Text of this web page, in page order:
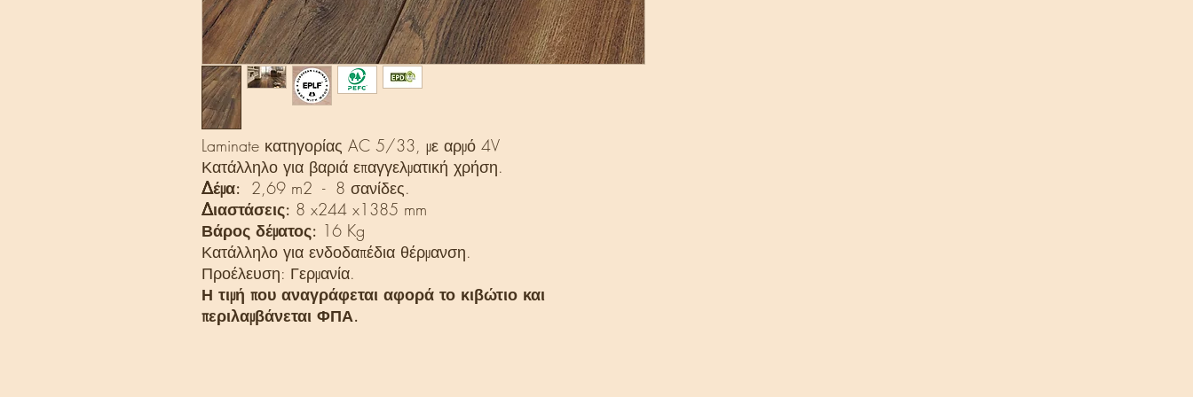
Laminate κατηγορίας AC 5/33, με αρμό 4V
Κατάλληλο για βαριά επαγγελματική χρήση.
Δέμα: 2,69 m2 - 8 σανίδες.
Διαστάσεις: 8 x244 x1385 mm
Βάρος δέματος: 16 Kg
Κατάλληλο για ενδοδαπέδια θέρμανση.
Προέλευση: Γερμανία.
Η τιμή που αναγράφεται αφορά το κιβώτιο και
περιλαμβάνεται ΦΠΑ.